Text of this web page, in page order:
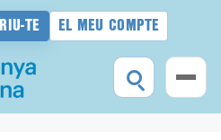
TE EL MEU COMPTE